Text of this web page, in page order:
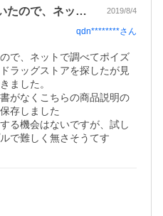
ぶよに刺されることが続いたので、ネット… 2019/8/4
qdn********さん
で、ネットで調べてポイズ
ラッグストアを探したが見
ました。
がなくこちらの商品説明の
存しました
る機会はないですが、試し
で難しく無さそうてす